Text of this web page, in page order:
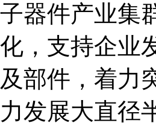
子器件产业集
化，支持企业
及部件，着力
力发展大直径